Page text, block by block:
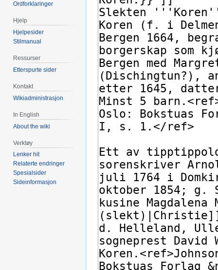
Ordforklaringer
Hjelp
Hjelpesider
Stilmanual
Ressurser
Etterspurte sider
Kontakt
Wikiadministrasjon
In English
About the wiki
Verktøy
Lenker hit
Relaterte endringer
Spesialsider
Sideinformasjon